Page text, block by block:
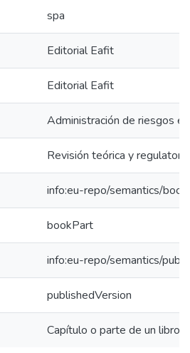
spa
Editorial Eafit
Editorial Eafit
Administración de riesgos
Revisión teórica y
info:eu-repo/semantics/
bookPart
info:eu-repo/semantics/
publishedVersion
Capítulo o parte de un libro